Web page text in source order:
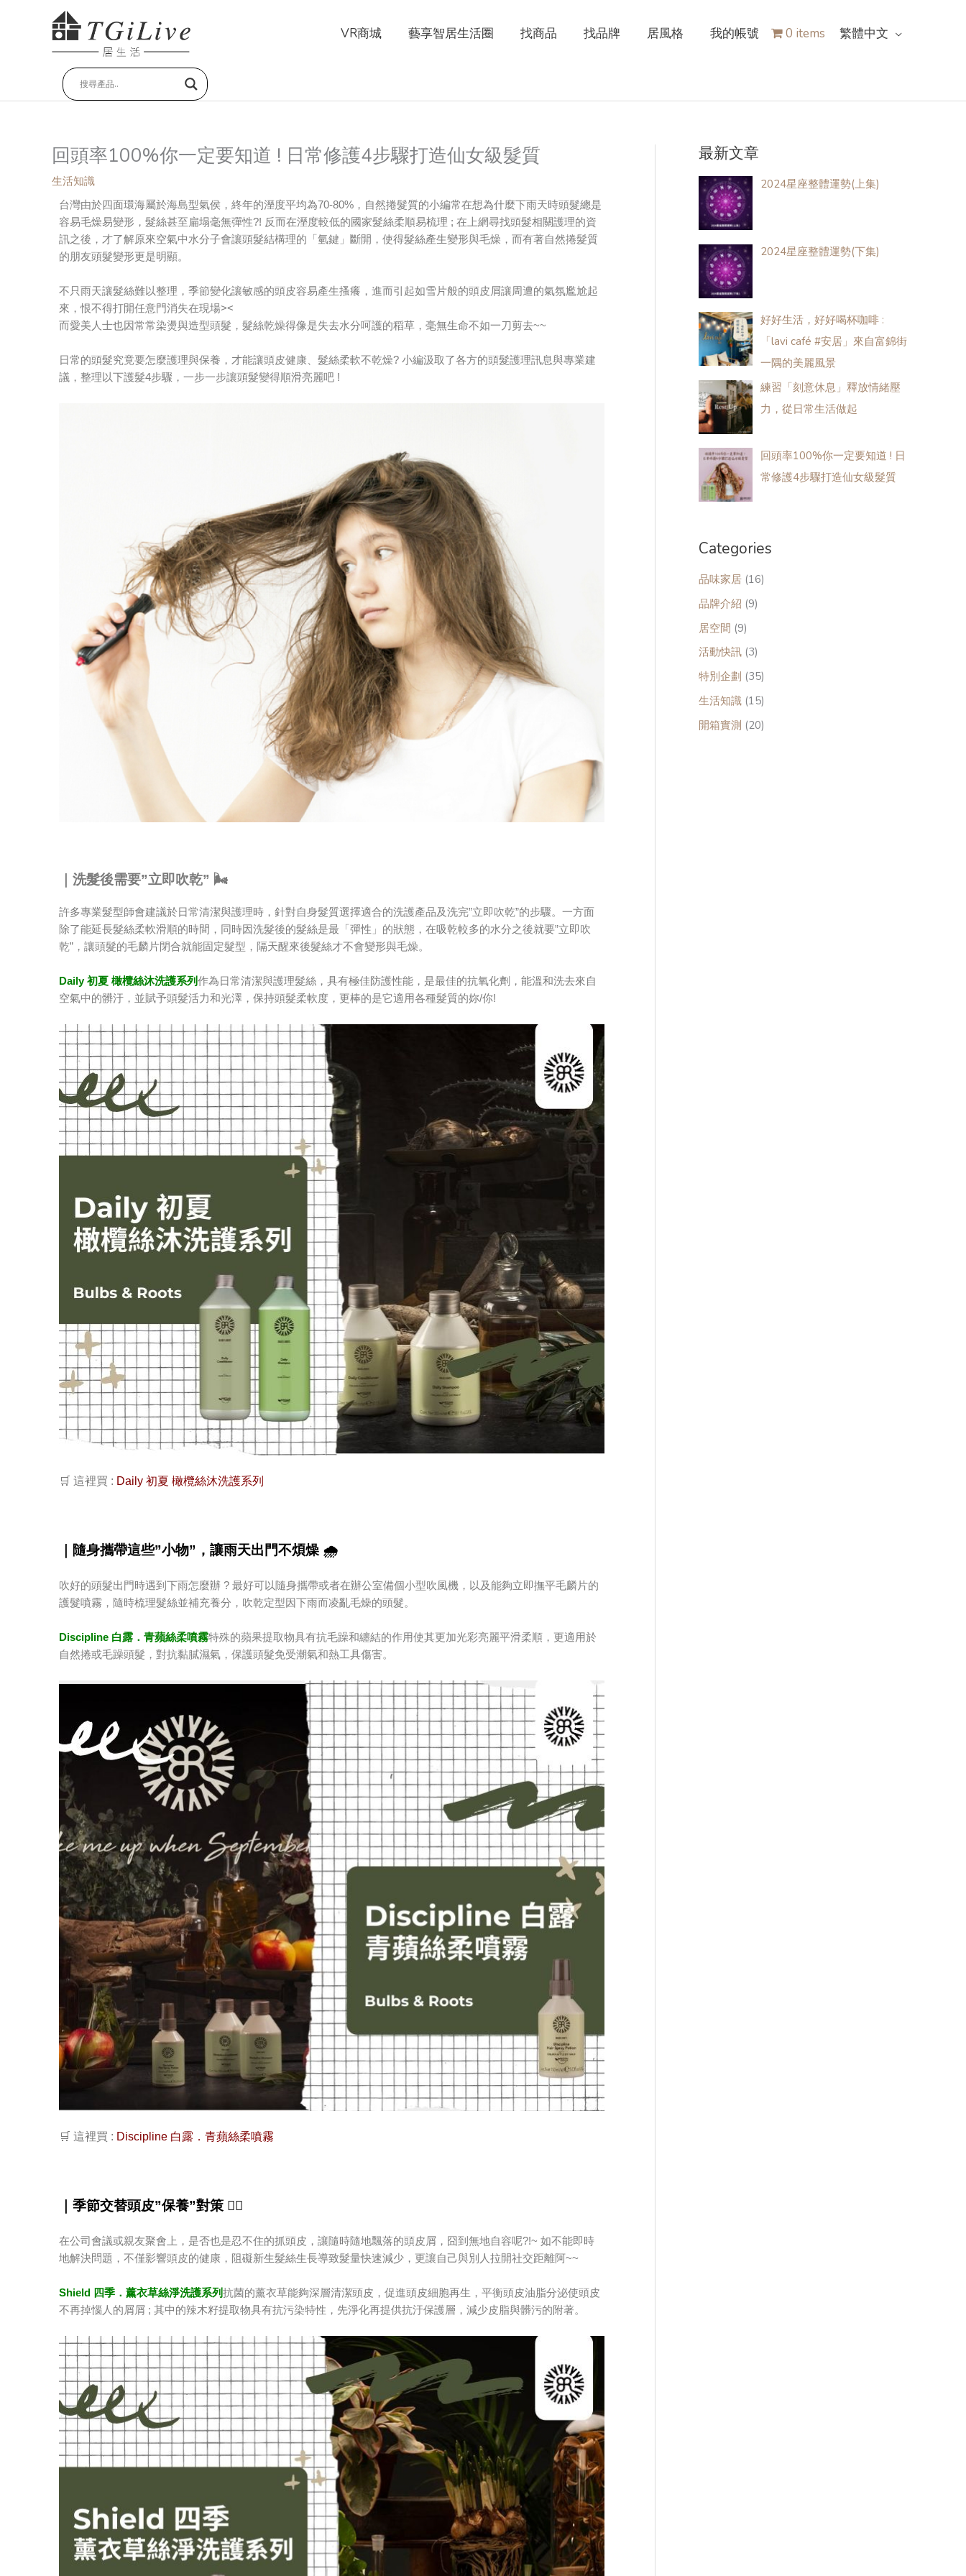
VR商城 藝享智居生活圈 找商品 找品牌 居風格 我的帳號 0 items 繁體中文
回頭率100%你一定要知道 ! 日常修護4步驟打造仙女級髮質
生活知識
台灣由於四面環海屬於海島型氣侯，終年的溼度平均為70-80%，自然捲髮質的小編常在想為什麼下雨天時頭髮總是
容易毛燥易變形，髮絲甚至扁塌毫無彈性?! 反而在溼度較低的國家髮絲柔順易梳理 ; 在上網尋找頭髮相關護理的資
訊之後，才了解原來空氣中水分子會讓頭髮結構理的「氫鍵」斷開，使得髮絲產生變形與毛燥，而有著自然捲髮質
的朋友頭髮變形更是明顯。
不只雨天讓髮絲難以整理，季節變化讓敏感的頭皮容易產生搔癢，進而引起如雪片般的頭皮屑讓周遭的氣氛尷尬起
來，恨不得打開任意門消失在現場><
而愛美人士也因常常染燙與造型頭髮，髮絲乾燥得像是失去水分呵護的稻草，毫無生命不如一刀剪去~~
日常的頭髮究竟要怎麼護理與保養，才能讓頭皮健康、髮絲柔軟不乾燥? 小編汲取了各方的頭髮護理訊息與專業建
議，整理以下護髮4步驟，一步一步讓頭髮變得順滑亮麗吧 !
洗髮後需要”立即吹乾” 🌬
許多專業髮型師會建議於日常清潔與護理時，針對自身髮質選擇適合的洗護產品及洗完”立即吹乾”的步驟。一方面
除了能延長髮絲柔軟滑順的時間，同時因洗髮後的髮絲是最「彈性」的狀態，在吸乾較多的水分之後就要”立即吹
乾”，讓頭髮的毛麟片閉合就能固定髮型，隔天醒來後髮絲才不會變形與毛燥。
Daily 初夏 橄欖絲沐洗護系列作為日常清潔與護理髮絲，具有極佳防護性能，是最佳的抗氧化劑，能溫和洗去來自
空氣中的髒汙，並賦予頭髮活力和光澤，保持頭髮柔軟度，更棒的是它適用各種髮質的妳/你!
🛒 這裡買 : Daily 初夏 橄欖絲沐洗護系列
隨身攜帶這些”小物”，讓雨天出門不煩燥 🌧
吹好的頭髮出門時遇到下雨怎麼辦 ? 最好可以隨身攜帶或者在辦公室備個小型吹風機，以及能夠立即撫平毛麟片的
護髮噴霧，隨時梳理髮絲並補充養分，吹乾定型因下雨而凌亂毛燥的頭髮。
Discipline 白露．青蘋絲柔噴霧特殊的蘋果提取物具有抗毛躁和纏結的作用使其更加光彩亮麗平滑柔順，更適用於
自然捲或毛躁頭髮，對抗黏膩濕氣，保護頭髮免受潮氣和熱工具傷害。
🛒 這裡買 : Discipline 白露．青蘋絲柔噴霧
季節交替頭皮”保養”對策 💆‍♀
在公司會議或親友聚會上，是否也是忍不住的抓頭皮，讓隨時隨地飄落的頭皮屑，囧到無地自容呢?!~ 如不能即時
地解決問題，不僅影響頭皮的健康，阻礙新生髮絲生長導致髮量快速減少，更讓自己與別人拉開社交距離阿~~
Shield 四季．薰衣草絲淨洗護系列抗菌的薰衣草能夠深層清潔頭皮，促進頭皮細胞再生，平衡頭皮油脂分泌使頭皮
不再掉惱人的屑屑 ; 其中的辣木籽提取物具有抗污染特性，先淨化再提供抗汙保護層，減少皮脂與髒污的附著。
最新文章
2024星座整體運勢(上集)
2024星座整體運勢(下集)
好好生活，好好喝杯咖啡 :
「lavi café #安居」來自富錦街
一隅的美麗風景
練習「​​​​刻意休息​​​​」釋放情緒壓
力，從日常生活做起
回頭率100%你一定要知道 ! 日
常修護4步驟打造仙女級髮質
Categories
品味家居 (16)
品牌介紹 (9)
居空間 (9)
活動快訊 (3)
特別企劃 (35)
生活知識 (15)
開箱實測 (20)